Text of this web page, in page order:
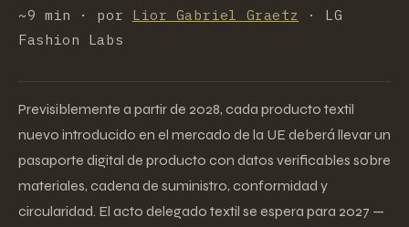
~9 min · por Lior Gabriel Graetz
· LG
Fashion Labs
Previsiblemente a partir de 2028, cada producto textil
nuevo introducido en el mercado de la UE deberá llevar un
pasaporte digital de producto con datos verificables sobre
materiales, cadena de suministro, conformidad y
circularidad. El acto delegado textil se espera para 2027 —